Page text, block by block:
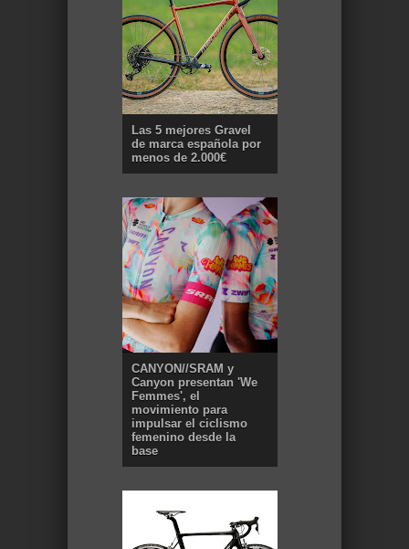
Las 5 mejores Gravel
de marca española por
menos de 2.000€
CANYON//SRAM y
Canyon presentan 'We
Femmes', el
movimiento para
impulsar el ciclismo
femenino desde la
base